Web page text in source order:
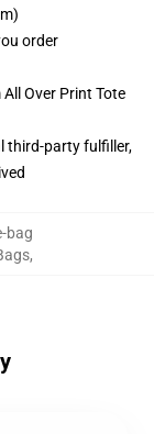
order
Over Print Tote
third-party fulfiller,
bag
,